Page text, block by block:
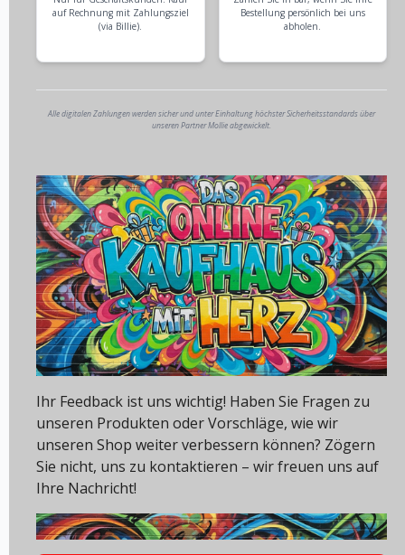
auf Rechnung mit Zahlungsziel
(via Billie).
Bestellung persönlich bei uns
abholen.
Alle digitalen Zahlungen werden sicher und unter Einhaltung höchster Sicherheitsstandards über
unseren Partner Mollie abgewickelt.
Ihr Feedback ist uns wichtig! Haben Sie Fragen zu
unseren Produkten oder Vorschläge, wie wir
unseren Shop weiter verbessern können? Zögern
Sie nicht, uns zu kontaktieren – wir freuen uns auf
Ihre Nachricht!